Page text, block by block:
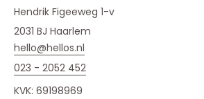
Hendrik Figeeweg 1-v
2031 BJ Haarlem
hello@hellos.nl
023 - 2052 452
KVK: 69198969